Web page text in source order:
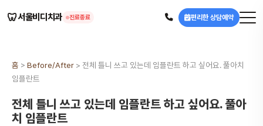
🦷서울비디치과 진료종료 편리한 상담예약
홈 > Before/After > 전체 틀니 쓰고 있는데 임플란트 하고 싶어요. 풀아치
임플란트
전체 틀니 쓰고 있는데 임플란트 하고 싶어요. 풀아
치 임플란트